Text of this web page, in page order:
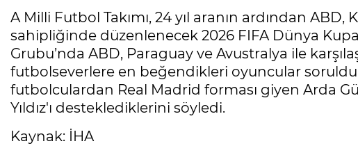
A Milli Futbol Takımı, 24 yıl aranın ardından ABD,
sahipliğinde düzenlenecek 2026 FIFA Dünya
Grubu’nda ABD, Paraguay ve Avustralya ile
futbolseverlere en beğendikleri oyuncular
futbolculardan Real Madrid forması giyen Arda
Yıldız'ı desteklediklerini söyledi.
Kaynak: İHA